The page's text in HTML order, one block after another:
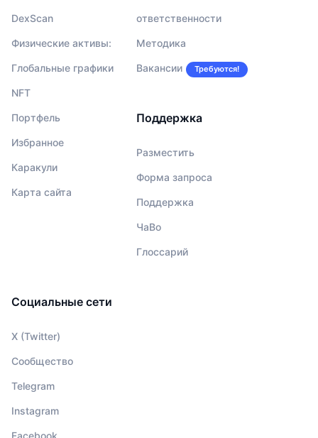
DexScan
Физические активы:
Глобальные графики
NFT
Портфель
Избранное
Каракули
Карта сайта
ответственности
Методика
Вакансии Требуются!
Поддержка
Разместить
Форма запроса
Поддержка
ЧаВо
Глоссарий
Социальные сети
X (Twitter)
Сообщество
Telegram
Instagram
Facebook